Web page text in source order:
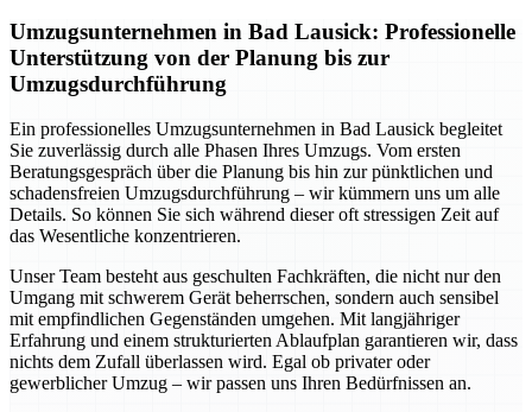
Umzugsunternehmen in Bad Lausick: Professionelle
Unterstützung von der Planung bis zur
Umzugsdurchführung
Ein professionelles Umzugsunternehmen in Bad Lausick begleitet
Sie zuverlässig durch alle Phasen Ihres Umzugs. Vom ersten
Beratungsgespräch über die Planung bis hin zur pünktlichen und
schadensfreien Umzugsdurchführung – wir kümmern uns um alle
Details. So können Sie sich während dieser oft stressigen Zeit auf
das Wesentliche konzentrieren.
Unser Team besteht aus geschulten Fachkräften, die nicht nur den
Umgang mit schwerem Gerät beherrschen, sondern auch sensibel
mit empfindlichen Gegenständen umgehen. Mit langjähriger
Erfahrung und einem strukturierten Ablaufplan garantieren wir, dass
nichts dem Zufall überlassen wird. Egal ob privater oder
gewerblicher Umzug – wir passen uns Ihren Bedürfnissen an.